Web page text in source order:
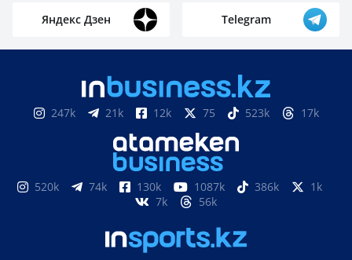
Яндекс Дзен Telegram
247k 21k 12k 75 523k 17k
520k 74k 130k 1087k 386k
1k
7k
56k